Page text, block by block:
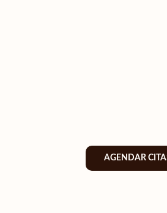
AGENDAR CITA